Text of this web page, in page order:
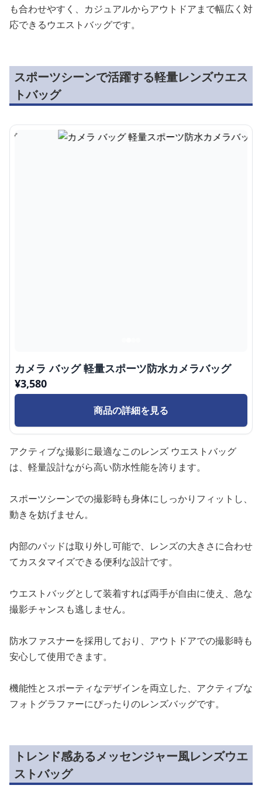
も合わせやすく、カジュアルからアウトドアまで幅広く対
応できるウエストバッグです。
スポーツシーンで活躍する軽量レンズウエス
トバッグ
カメラ バッグ 軽量スポーツ防水カメラバッグ
¥3,580
商品の詳細を見る
アクティブな撮影に最適なこのレンズ ウエストバッグ
は、軽量設計ながら高い防水性能を誇ります。
スポーツシーンでの撮影時も身体にしっかりフィットし、
動きを妨げません。
内部のパッドは取り外し可能で、レンズの大きさに合わせ
てカスタマイズできる便利な設計です。
ウエストバッグとして装着すれば両手が自由に使え、急な
撮影チャンスも逃しません。
防水ファスナーを採用しており、アウトドアでの撮影時も
安心して使用できます。
機能性とスポーティなデザインを両立した、アクティブな
フォトグラファーにぴったりのレンズバッグです。
トレンド感あるメッセンジャー風レンズウエ
ストバッグ